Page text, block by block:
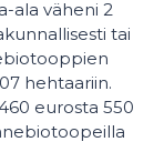
ala väheni 2
tai
hehtaariin.
eurosta 550